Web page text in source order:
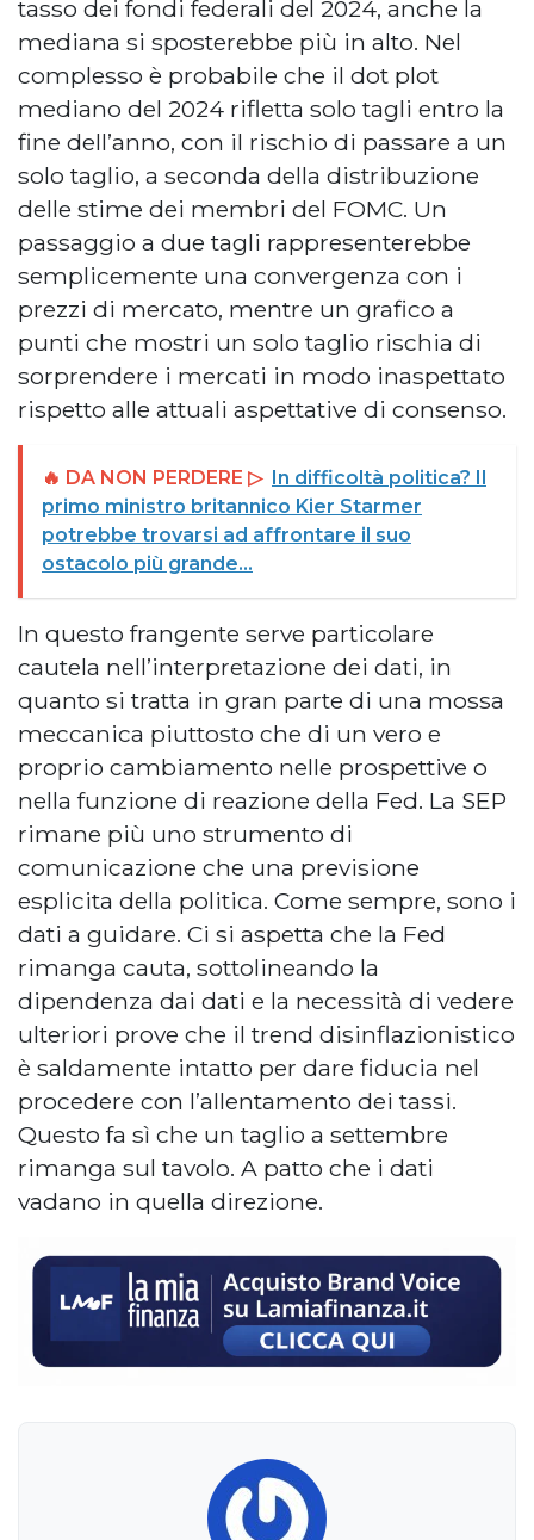
tasso dei fondi federali del 2024, anche la
mediana si sposterebbe più in alto. Nel
complesso è probabile che il dot plot
mediano del 2024 rifletta solo tagli entro la
fine dell’anno, con il rischio di passare a un
solo taglio, a seconda della distribuzione
delle stime dei membri del FOMC. Un
passaggio a due tagli rappresenterebbe
semplicemente una convergenza con i
prezzi di mercato, mentre un grafico a
punti che mostri un solo taglio rischia di
sorprendere i mercati in modo inaspettato
rispetto alle attuali aspettative di consenso.
🔥 DA NON PERDERE ▷ In difficoltà politica? Il
primo ministro britannico Kier Starmer
potrebbe trovarsi ad affrontare il suo
ostacolo più grande...
In questo frangente serve particolare
cautela nell’interpretazione dei dati, in
quanto si tratta in gran parte di una mossa
meccanica piuttosto che di un vero e
proprio cambiamento nelle prospettive o
nella funzione di reazione della Fed. La SEP
rimane più uno strumento di
comunicazione che una previsione
esplicita della politica. Come sempre, sono i
dati a guidare. Ci si aspetta che la Fed
rimanga cauta, sottolineando la
dipendenza dai dati e la necessità di vedere
ulteriori prove che il trend disinflazionistico
è saldamente intatto per dare fiducia nel
procedere con l’allentamento dei tassi.
Questo fa sì che un taglio a settembre
rimanga sul tavolo. A patto che i dati
vadano in quella direzione.